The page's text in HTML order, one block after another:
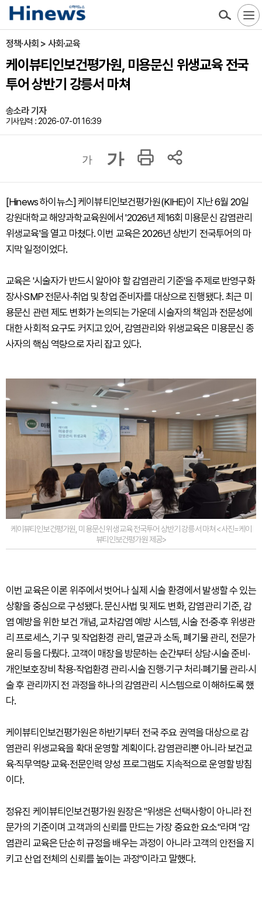
정책·사회 > 사회·교육
케이뷰티인보건평가원, 미용문신 위생교육 전국
투어 상반기 강릉서 마쳐
송소라 기자
기사입력 : 2026-07-01 16:39
가 가
[Hinews 하이뉴스] 케이뷰티인보건평가원(KIHE)이 지난 6월 20일
강원대학교 해양과학교육원에서 '2026년 제16회 미용문신 감염관리
위생교육'을 열고 마쳤다. 이번 교육은 2026년 상반기 전국투어의 마
지막 일정이었다.
교육은 '시술자가 반드시 알아야 할 감염관리 기준'을 주제로 반영구화
장사·SMP 전문사·취업 및 창업 준비자를 대상으로 진행됐다. 최근 미
용문신 관련 제도 변화가 논의되는 가운데 시술자의 책임과 전문성에
대한 사회적 요구도 커지고 있어, 감염관리와 위생교육은 미용문신 종
사자의 핵심 역량으로 자리 잡고 있다.
케이뷰티인보건평가원, 미용문신 위생교육 전국투어 상반기 강릉서 마쳐 <사진=케이
뷰티인보건평가원 제공>
이번 교육은 이론 위주에서 벗어나 실제 시술 환경에서 발생할 수 있는
상황을 중심으로 구성됐다. 문신사법 및 제도 변화, 감염관리 기준, 감
염 예방을 위한 보건 개념, 교차감염 예방 시스템, 시술 전·중·후 위생관
리 프로세스, 기구 및 작업환경 관리, 멸균과 소독, 폐기물 관리, 전문가
윤리 등을 다뤘다. 고객이 매장을 방문하는 순간부터 상담·시술 준비·
개인보호장비 착용·작업환경 관리·시술 진행·기구 처리·폐기물 관리·시
술 후 관리까지 전 과정을 하나의 감염관리 시스템으로 이해하도록 했
다.
케이뷰티인보건평가원은 하반기부터 전국 주요 권역을 대상으로 감
염관리 위생교육을 확대 운영할 계획이다. 감염관리뿐 아니라 보건교
육·직무역량 교육·전문인력 양성 프로그램도 지속적으로 운영할 방침
이다.
정유진 케이뷰티인보건평가원 원장은 "위생은 선택사항이 아니라 전
문가의 기준이며 고객과의 신뢰를 만드는 가장 중요한 요소"라며 "감
염관리 교육은 단순히 규정을 배우는 과정이 아니라 고객의 안전을 지
키고 산업 전체의 신뢰를 높이는 과정"이라고 말했다.